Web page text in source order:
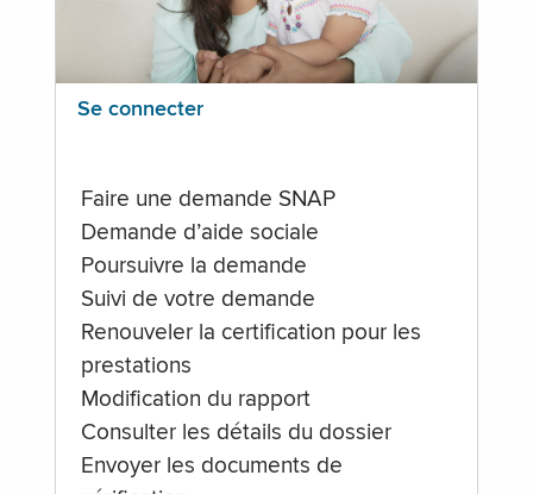
Se connecter
Faire une demande SNAP
Demande d’aide sociale
Poursuivre la demande
Suivi de votre demande
Renouveler la certification pour les
prestations
Modification du rapport
Consulter les détails du dossier
Envoyer les documents de